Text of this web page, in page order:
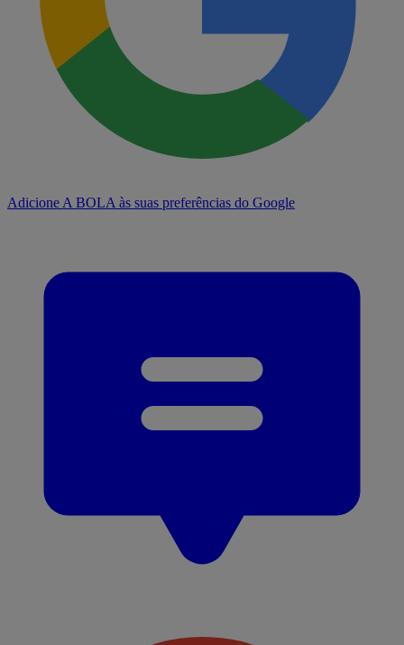
Adicione A BOLA às suas preferências do Google